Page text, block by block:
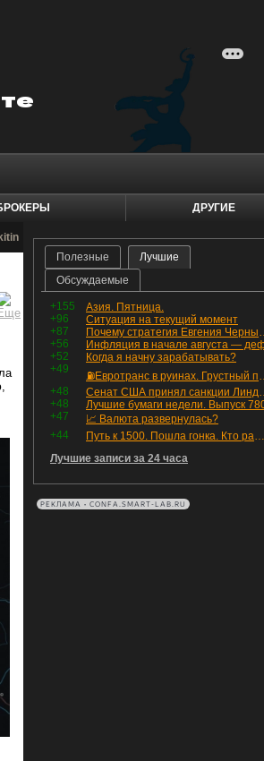
ДРУГИЕ
Полезные
Лучшие
Обсуждаемые
+155
Азия. Пятница.
+96
Ситуация на текущий момент
+87
Почему стратегия
+56
+52
Когда я начну зарабатывать?
+49
⛽️Евротранс в руинах.
+48
Сенат США
+48
+47
📈 Валюта развернулась?
+44
Путь к 1500. Пошла гонка. Кто раньше продаст.
Лучшие записи за 24 часа
РЕКЛАМА • CONFA.SMART-LAB.RU